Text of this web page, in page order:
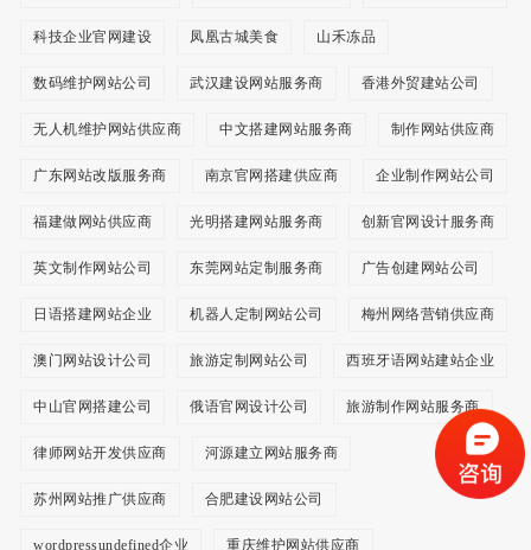
科技企业官网建设 凤凰古城美食 山禾冻品
数码维护网站公司 武汉建设网站服务商 香港外贸建站公司
无人机维护网站供应商 中文搭建网站服务商 制作网站供应商
广东网站改版服务商 南京官网搭建供应商 企业制作网站公司
福建做网站供应商 光明搭建网站服务商 创新官网设计服务商
英文制作网站公司 东莞网站定制服务商 广告创建网站公司
日语搭建网站企业 机器人定制网站公司 梅州网络营销供应商
澳门网站设计公司 旅游定制网站公司 西班牙语网站建站企业
中山官网搭建公司 俄语官网设计公司 旅游制作网站服务商
律师网站开发供应商 河源建立网站服务商
苏州网站推广供应商 合肥建设网站公司
wordpressundefined企业 重庆维护网站供应商